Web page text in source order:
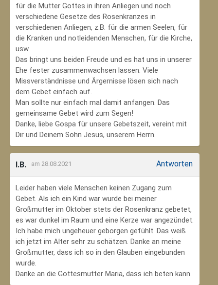
für die Mutter Gottes in ihren Anliegen und noch
verschiedene Gesetze des Rosenkranzes in
verschiedenen Anliegen, z.B. für die armen Seelen, für
die Kranken und notleidenden Menschen, für die Kirche,
usw.
Das bringt uns beiden Freude und es hat uns in unserer
Ehe fester zusammenwachsen lassen. Viele
Missverständnisse und Ärgernisse lösen sich nach
dem Gebet einfach auf.
Man sollte nur einfach mal damit anfangen. Das
gemeinsame Gebet wird zum Segen!
Danke, liebe Gospa für unsere Gebetszeit, vereint mit
Dir und Deinem Sohn Jesus, unserem Herrn.
I.B. am 28.08.2021 Antworten
Leider haben viele Menschen keinen Zugang zum
Gebet. Als ich ein Kind war wurde bei meiner
Großmutter im Oktober stets der Rosenkranz gebetet,
es war dunkel im Raum und eine Kerze war angezündet.
Ich habe mich ungeheuer geborgen gefühlt. Das weiß
ich jetzt im Alter sehr zu schätzen. Danke an meine
Großmutter, dass ich so in den Glauben eingebunden
wurde.
Danke an die Gottesmutter Maria, dass ich beten kann.